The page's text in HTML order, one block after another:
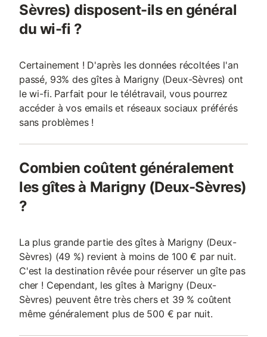
Sèvres) disposent-ils en général
du wi-fi ?
Certainement ! D'après les données récoltées l'an
passé, 93% des gîtes à Marigny (Deux-Sèvres) ont
le wi-fi. Parfait pour le télétravail, vous pourrez
accéder à vos emails et réseaux sociaux préférés
sans problèmes !
Combien coûtent généralement
les gîtes à Marigny (Deux-Sèvres)
?
La plus grande partie des gîtes à Marigny (Deux-
Sèvres) (49 %) revient à moins de 100 € par nuit.
C'est la destination rêvée pour réserver un gîte pas
cher ! Cependant, les gîtes à Marigny (Deux-
Sèvres) peuvent être très chers et 39 % coûtent
même généralement plus de 500 € par nuit.